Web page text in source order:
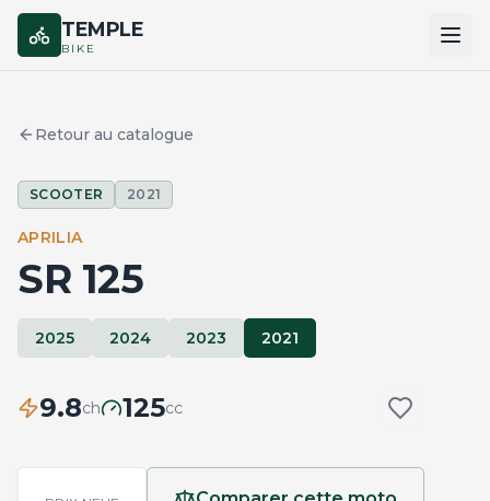
TEMPLE
BIKE
MARQUES
COMPARER
Retour au catalogue
SCOOTER 2021
APRILIA
SR 125
2025 2024 2023 2021
9.8ch 125cc